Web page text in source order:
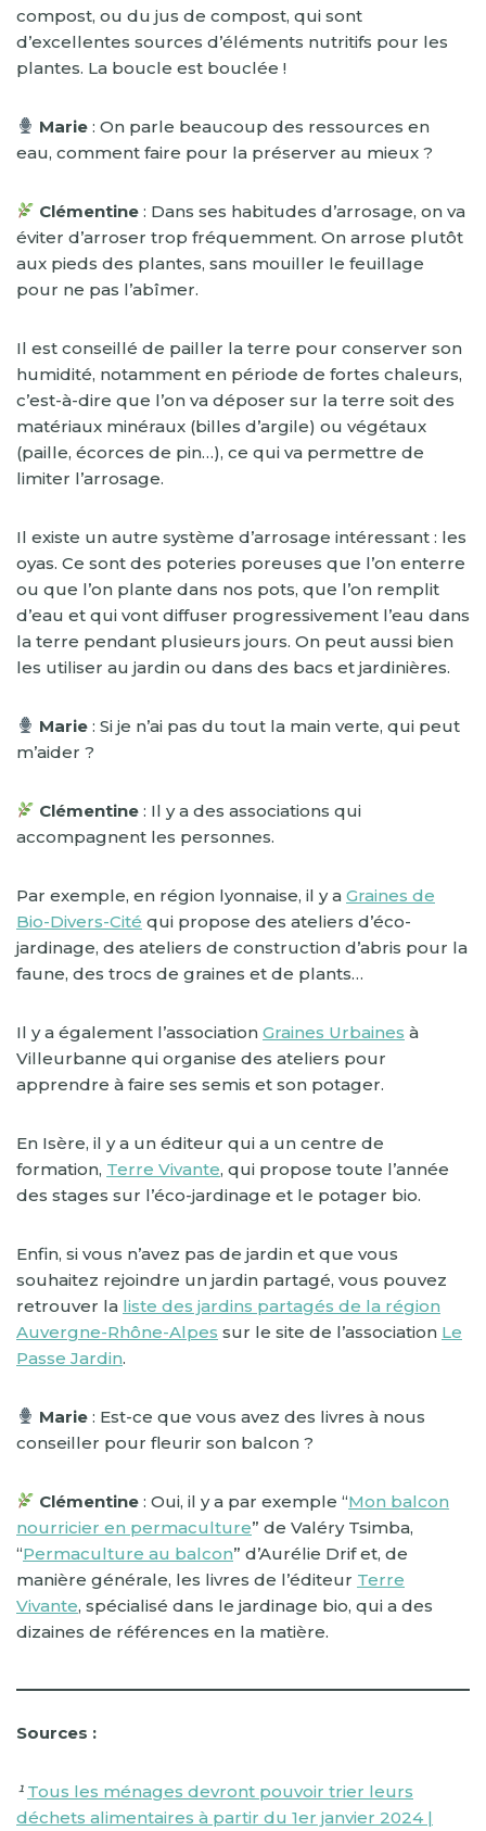
compost, ou du jus de compost, qui sont
d’excellentes sources d’éléments nutritifs pour les
plantes. La boucle est bouclée !
Marie : On parle beaucoup des ressources en
eau, comment faire pour la préserver au mieux ?
Clémentine : Dans ses habitudes d’arrosage, on va
éviter d’arroser trop fréquemment. On arrose plutôt
aux pieds des plantes, sans mouiller le feuillage
pour ne pas l’abîmer.
Il est conseillé de pailler la terre pour conserver son
humidité, notamment en période de fortes chaleurs,
c’est-à-dire que l’on va déposer sur la terre soit des
matériaux minéraux (billes d’argile) ou végétaux
(paille, écorces de pin…), ce qui va permettre de
limiter l’arrosage.
Il existe un autre système d’arrosage intéressant : les
oyas. Ce sont des poteries poreuses que l’on enterre
ou que l’on plante dans nos pots, que l’on remplit
d’eau et qui vont diffuser progressivement l’eau dans
la terre pendant plusieurs jours. On peut aussi bien
les utiliser au jardin ou dans des bacs et jardinières.
Marie: Si je n’ai pas du tout la main verte, qui peut
m’aider ?
Clémentine : Il y a des associations qui
accompagnent les personnes.
Par exemple, en région lyonnaise, il y a Graines de
Bio-Divers-Cité qui propose des ateliers d’éco-
jardinage, des ateliers de construction d’abris pour la
faune, des trocs de graines et de plants…
Il y a également l’association Graines Urbaines à
Villeurbanne qui organise des ateliers pour
apprendre à faire ses semis et son potager.
En Isère, il y a un éditeur qui a un centre de
formation, Terre Vivante, qui propose toute l’année
des stages sur l’éco-jardinage et le potager bio.
Enfin, si vous n’avez pas de jardin et que vous
souhaitez rejoindre un jardin partagé, vous pouvez
retrouver la liste des jardins partagés de la région
Auvergne-Rhône-Alpes sur le site de l’association Le
Passe Jardin.
Marie : Est-ce que vous avez des livres à nous
conseiller pour fleurir son balcon ?
Clémentine : Oui, il y a par exemple “Mon balcon
nourricier en permaculture” de Valéry Tsimba,
“Permaculture au balcon” d’Aurélie Drif et, de
manière générale, les livres de l’éditeur Terre
Vivante, spécialisé dans le jardinage bio, qui a des
dizaines de références en la matière.
Sources :
¹ Tous les ménages devront pouvoir trier leurs
déchets alimentaires à partir du 1er janvier 2024 |